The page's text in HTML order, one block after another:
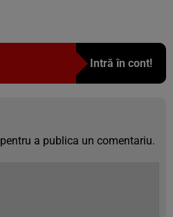
Intră în cont!
pentru a publica un comentariu.